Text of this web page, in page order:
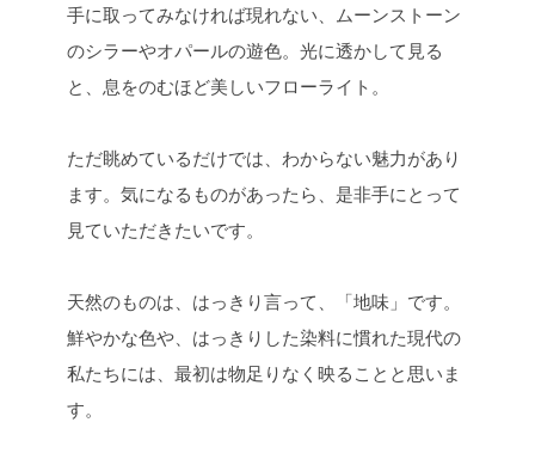
手に取ってみなければ現れない、ムーンストーン
のシラーやオパールの遊色。光に透かして見る
と、息をのむほど美しいフローライト。
ただ眺めているだけでは、わからない魅力があり
ます。気になるものがあったら、是非手にとって
見ていただきたいです。
天然のものは、はっきり言って、「地味」です。
鮮やかな色や、はっきりした染料に慣れた現代の
私たちには、最初は物足りなく映ることと思いま
す。